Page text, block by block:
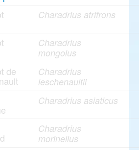
Charadrius atrifrons
Charadrius
mongolus
de
Charadrius
leschenaultii
Charadrius asiaticus
Charadrius
morinellus